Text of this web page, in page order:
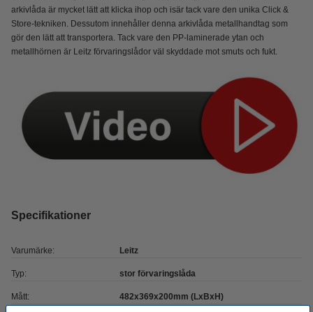
arkivlåda är mycket lätt att klicka ihop och isär tack vare den unika Click &
Store-tekniken. Dessutom innehåller denna arkivlåda metallhandtag som
gör den lätt att transportera. Tack vare den PP-laminerade ytan och
metallhörnen är Leitz förvaringslådor väl skyddade mot smuts och fukt.
Specifikationer
Varumärke: Leitz
Typ: stor förvaringslåda
Mått: 482x369x200mm (LxBxH)